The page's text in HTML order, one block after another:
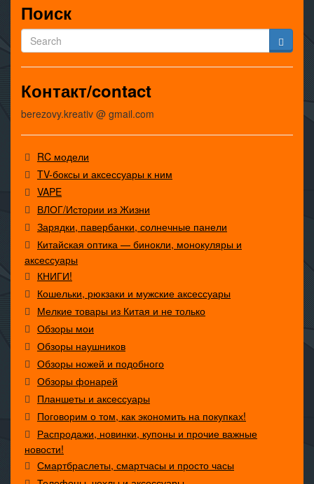
Поиск
Контакт/contact
berezovy.kreativ @ gmail.com
RC модели
TV-боксы и аксессуары к ним
VAPE
ВЛОГ/Истории из Жизни
Зарядки, павербанки, солнечные панели
Китайская оптика — бинокли, монокуляры и
аксессуары
КНИГИ!
Кошельки, рюкзаки и мужские аксессуары
Мелкие товары из Китая и не только
Обзоры мои
Обзоры наушников
Обзоры ножей и подобного
Обзоры фонарей
Планшеты и аксессуары
Поговорим о том, как экономить на покупках!
Распродажи, новинки, купоны и прочие важные
новости!
Смартбраслеты, смартчасы и просто часы